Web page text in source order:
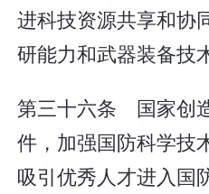
进科技资源共享和协
研能力和武器装备技
第三十六条 国家创
件，加强国防科学技
吸引优秀人才进入国